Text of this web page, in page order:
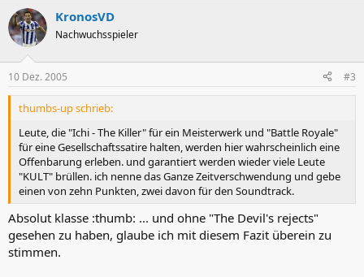
KronosVD
Nachwuchsspieler
10 Dez. 2005 #3
thumbs-up schrieb:
Leute, die "Ichi - The Killer" für ein Meisterwerk und "Battle Royale"
für eine Gesellschaftssatire halten, werden hier wahrscheinlich eine
Offenbarung erleben. und garantiert werden wieder viele Leute
"KULT" brüllen. ich nenne das Ganze Zeitverschwendung und gebe
einen von zehn Punkten, zwei davon für den Soundtrack.
Absolut klasse :thumb: ... und ohne "The Devil's rejects"
gesehen zu haben, glaube ich mit diesem Fazit überein zu
stimmen.